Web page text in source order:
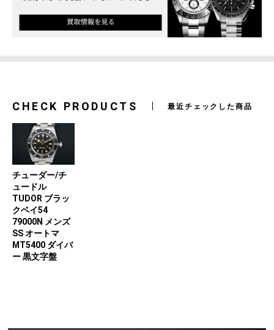
CHECK PRODUCTS 最近チェックした商品
チューダー/チ
ュードル
TUDOR ブラッ
クベイ54
79000N メンズ
SS オートマ
MT5400 ダイバ
ー 黒文字盤